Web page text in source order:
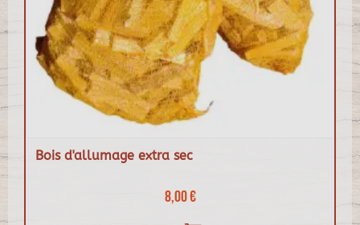
Bois d'allumage extra sec
8,00 €